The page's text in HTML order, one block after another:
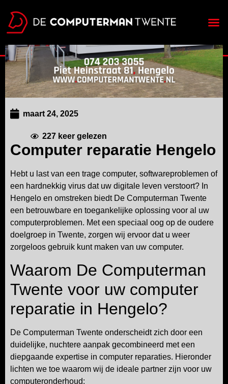
maart 24, 2025
227keer gelezen
Computer reparatie Hengelo
Hebt u last van een trage computer, softwareproblemen of
een hardnekkig virus dat uw digitale leven verstoort? In
Hengelo en omstreken biedt De Computerman Twente
een betrouwbare en toegankelijke oplossing voor al uw
computerproblemen. Met een speciaal oog op de oudere
doelgroep in Twente, zorgen wij ervoor dat u weer
zorgeloos gebruik kunt maken van uw computer.
Waarom De Computerman
Twente voor uw computer
reparatie in Hengelo?
De Computerman Twente onderscheidt zich door een
duidelijke, nuchtere aanpak gecombineerd met een
diepgaande expertise in computer reparaties. Hieronder
lichten we toe waarom wij de ideale partner zijn voor uw
computeronderhoud: